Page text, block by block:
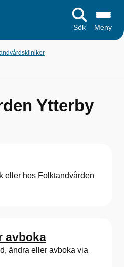
Sök Meny
Ytterby
eller hos Folktandvården
avboka
ändra eller avboka via